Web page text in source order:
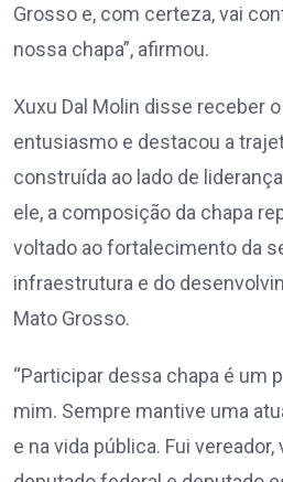
Grosso e, com certeza, vai
nossa chapa”, afirmou.
Xuxu Dal Molin disse receber
entusiasmo e destacou a
construída ao lado de
ele, a composição da chapa
voltado ao fortalecimento da
infraestrutura e do
Mato Grosso.
“Participar dessa chapa é um
mim. Sempre mantive uma
e na vida pública. Fui